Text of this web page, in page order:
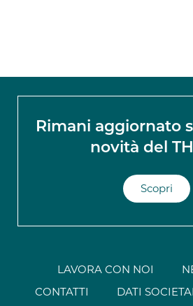
Rimani aggiornato
novità del
Scopri
LAVORA CON NOI
CONTATTI
DATI